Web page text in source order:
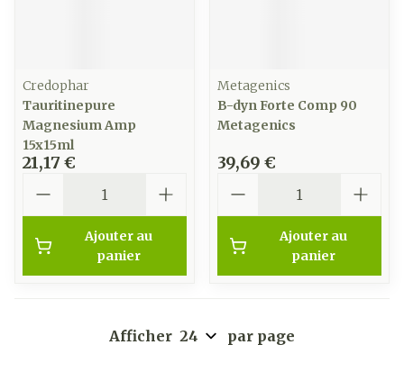
Credophar
Tauritinepure
Magnesium Amp
15x15ml
21,17 €
Ajouter au
panier
Metagenics
B-dyn Forte Comp 90
Metagenics
39,69 €
Ajouter au
panier
Afficher par page